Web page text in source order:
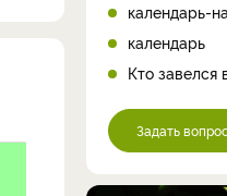
календарь-
календарь
Кто завелся
Задать вопрос